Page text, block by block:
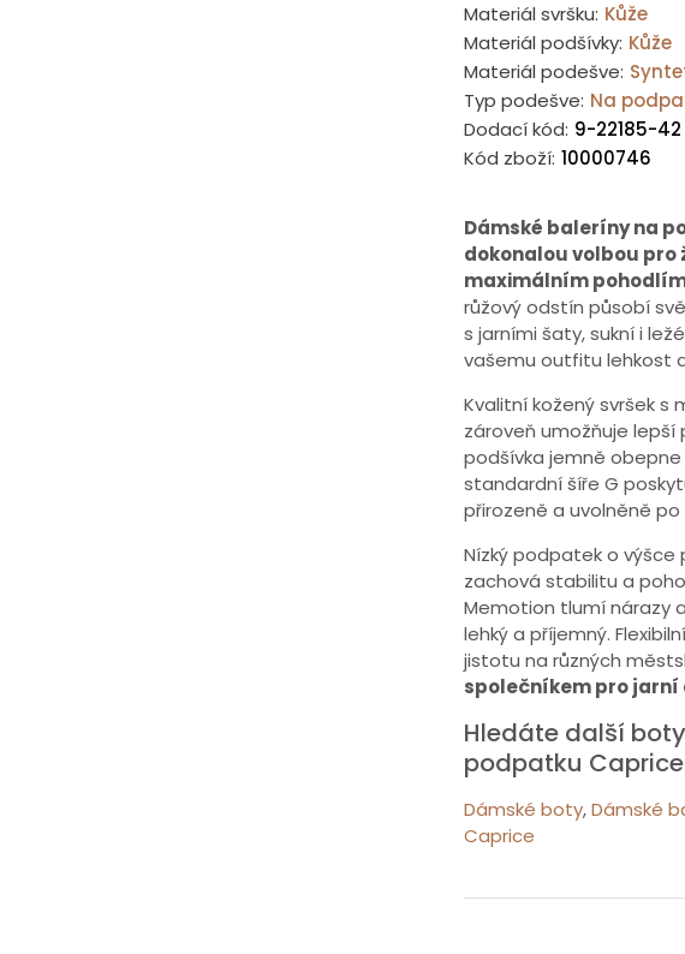
Materiál svršku: Kůže
Materiál podšívky: Kůže
Materiál podešve:
Typ podešve: Na
Dodací kód: 9-22185-
Kód zboží: 10000746
Dámské baleríny na
dokonalou volbou pro
maximálním
růžový odstín působí
s jarními šaty, sukní i
vašemu outfitu lehkost
Kvalitní kožený svršek
zároveň umožňuje lepší
podšívka jemně
standardní šíře G
přirozeně a uvolněně po
Nízký podpatek o výšce
zachová stabilitu a
Memotion tlumí nárazy
lehký a příjemný.
jistotu na různých
společníkem pro jarní
Hledáte další
podpatku
Dámské boty,Dámské
Caprice